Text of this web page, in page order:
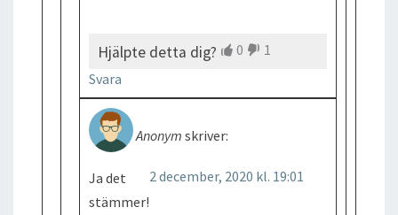
Hjälpte detta dig? 0
1
Svara
Anonym skriver:
2 december, 2020 kl. 19:01
Ja det
stämmer!